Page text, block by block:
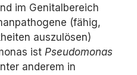
im Genitalbereich
(fähig,
auszulösen)
ist Pseudomonas
anderem in